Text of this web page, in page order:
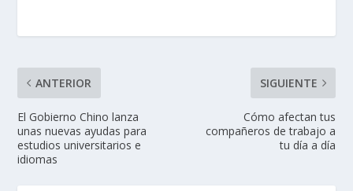
ANTERIOR
El Gobierno Chino lanza
unas nuevas ayudas para
estudios universitarios e
idiomas
SIGUIENTE
Cómo afectan tus
compañeros de trabajo a
tu día a día